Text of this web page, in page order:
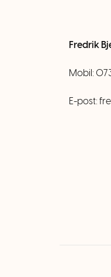
Fredrik
Mobil:
E-post: